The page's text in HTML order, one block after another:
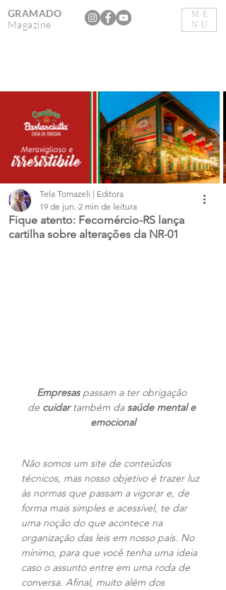
ME
NU
GRAMADO
Magazine
Fique atento: Fecomércio-RS lança
cartilha sobre alterações da NR-01
Tela Tomazeli | Editora
19 de jun. 2 min de leitura
Empresas passam a ter obrigação
de cuidar também da saúde mental e
emocional
Não somos um site de conteúdos
técnicos, mas nosso objetivo é trazer luz
às normas que passam a vigorar e, de
forma mais simples e acessível, te dar
uma noção do que acontece na
organização das leis em nosso país. No
mínimo, para que você tenha uma ideia
caso o assunto entre em uma roda de
conversa. Afinal, muito além dos